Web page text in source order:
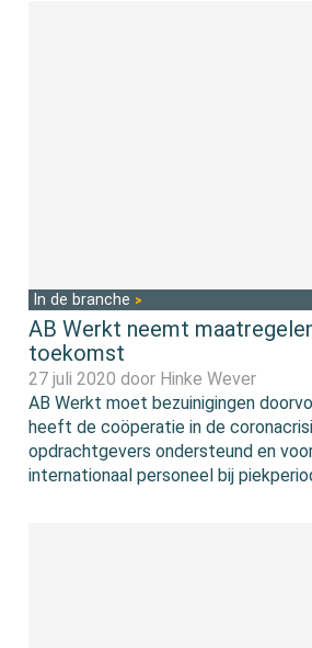
In de branche
AB Werkt neemt
toekomst
27 juli 2020 door Hinke Wever
AB Werkt moet bezuinigingen
heeft de coöperatie in de
opdrachtgevers ondersteund en
internationaal personeel bij